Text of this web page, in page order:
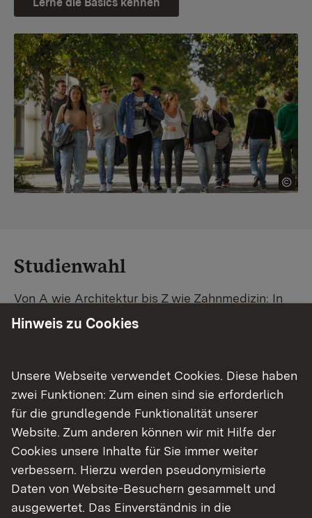
Studienwahl
Von A wie Architektur bis Z wie Zahnmedizin: In
Baden-Württemberg warten unzählige
Studiengangsuche schnell den passenden
Studienplatz. Außerdem gibt's eine Schritt-für-
Schritt-Anleitung zu deinem Traum-Studium.
Finde dein Studium in Baden-Württemberg
Hinweis zu Cookies
Unsere Webseite verwendet Cookies. Diese haben
zwei Funktionen: Zum einen sind sie erforderlich
für die grundlegende Funktionalität unserer
Website. Zum anderen können wir mit Hilfe der
Cookies unsere Inhalte für Sie immer weiter
verbessern. Hierzu werden pseudonymisierte
Daten von Website-Besuchern gesammelt und
ausgewertet. Das Einverständnis in die